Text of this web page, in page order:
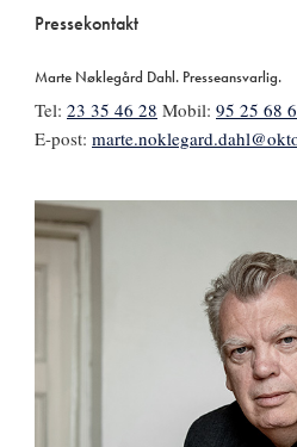
Pressekontakt
Marte Nøklegård Dahl. Presseansvarlig.
Tel: 23 35 46 28 Mobil: 95 25 68
E-post: